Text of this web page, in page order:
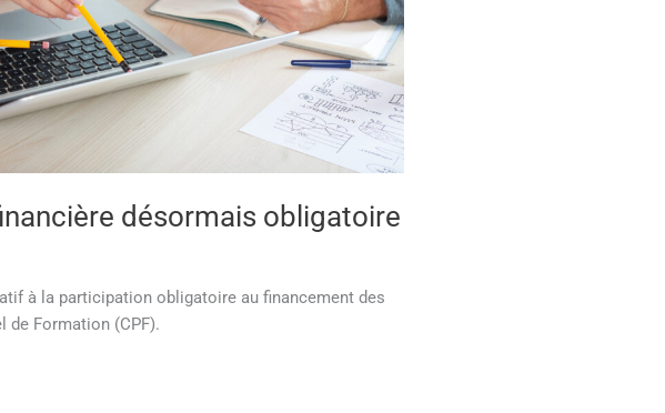
désormais obligatoire
à la participation obligatoire au financement des
de Formation (CPF).